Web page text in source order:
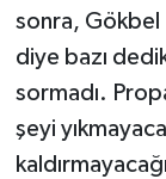
sonra, Gökbel
diye bazı
sormadı.
şeyi